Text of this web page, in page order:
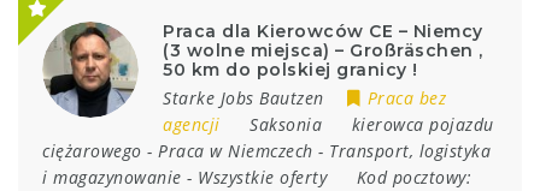
Praca dla Kierowców CE – Niemcy
(3 wolne miejsca) – Großräschen ,
50 km do polskiej granicy !
Starke Jobs Bautzen
Praca bez
agencji
Saksonia
kierowca pojazdu
ciężarowego - Praca w Niemczech - Transport, logistyka
i magazynowanie - Wszystkie oferty
Kod pocztowy: